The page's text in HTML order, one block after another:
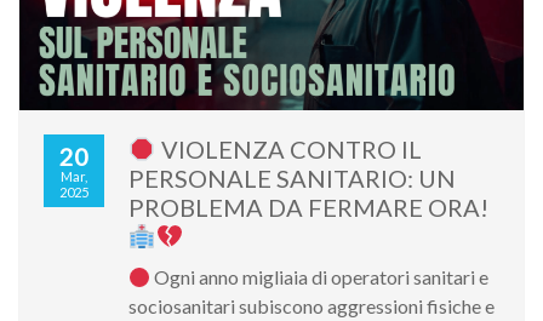
20
Mar,
2025
VIOLENZA CONTRO IL
PERSONALE SANITARIO: UN
PROBLEMA DA FERMARE ORA!
Ogni anno migliaia di operatori sanitari e
sociosanitari subiscono aggressioni fisiche e